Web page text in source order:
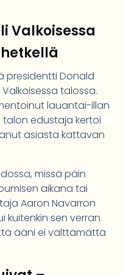
Valkoisessa
presidentti Donald
talossa.
lauantai-illan
edustaja kertoi
asiasta kattavan
missä päin
aikana tai
Aaron Navarron
sen verran
ääni ei välttämättä